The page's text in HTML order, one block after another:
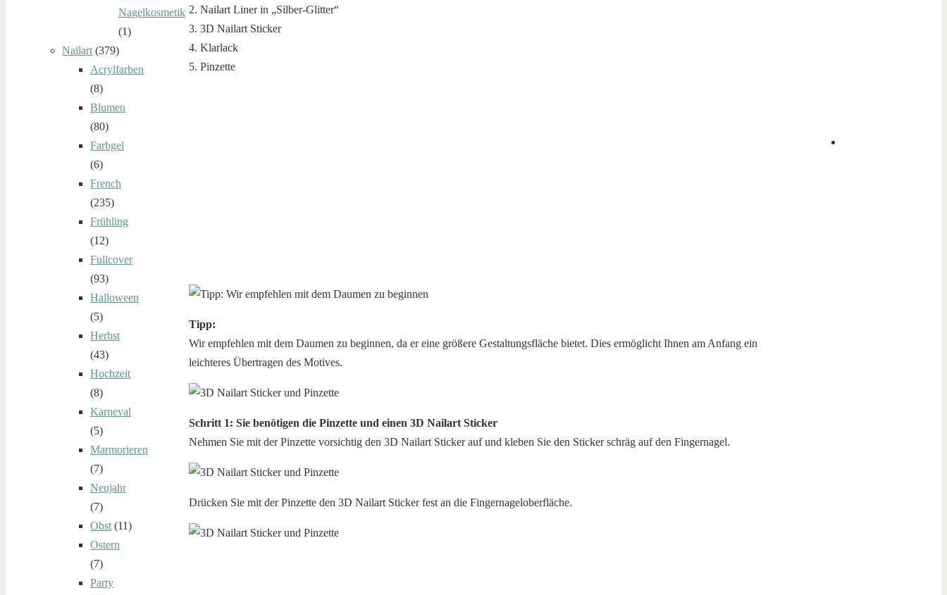
2. Nailart Liner in „Silber-Glitter“
3. 3D Nailart Sticker
4. Klarlack
5. Pinzette
Tipp:
Wir empfehlen mit dem Daumen zu beginnen, da er eine größere Gestaltungsfläche bietet. Dies ermöglicht Ihnen am Anfang ein
leichteres Übertragen des Motives.
Schritt 1: Sie benötigen die Pinzette und einen 3D Nailart Sticker
Nehmen Sie mit der Pinzette vorsichtig den 3D Nailart Sticker auf und kleben Sie den Sticker schräg auf den Fingernagel.
Drücken Sie mit der Pinzette den 3D Nailart Sticker fest an die Fingernageloberfläche.
Nagelkosmetik
(1)
Nailart (379)
Acrylfarben
(8)
Blumen
(80)
Farbgel
(6)
French
(235)
Frühling
(12)
Fullcover
(93)
Halloween
(5)
Herbst
(43)
Hochzeit
(8)
Karneval
(5)
Marmorieren
(7)
Neujahr
(7)
Obst (11)
Ostern
(7)
Party